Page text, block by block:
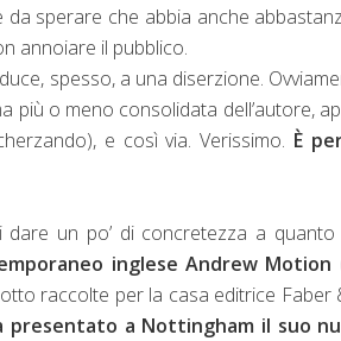
da sperare che abbia anche
annoiare il pubblico.
spesso, a una diserzione.
più o meno consolidata dell’autore,
e così via. Verissimo. È
dare un po’ di concretezza a
inglese Andrew Motion
otto raccolte per la casa editrice
presentato a Nottingham il suo